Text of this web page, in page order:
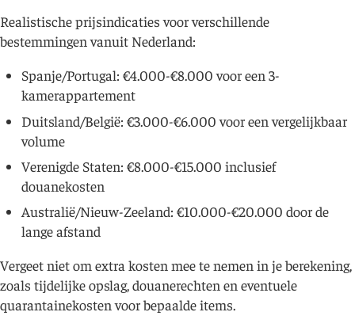
Realistische prijsindicaties voor verschillende
bestemmingen vanuit Nederland:
Spanje/Portugal: €4.000-€8.000 voor een 3-
kamerappartement
Duitsland/België: €3.000-€6.000 voor een vergelijkbaar
volume
Verenigde Staten: €8.000-€15.000 inclusief
douanekosten
Australië/Nieuw-Zeeland: €10.000-€20.000 door de
lange afstand
Vergeet niet om extra kosten mee te nemen in je berekening,
zoals tijdelijke opslag, douanerechten en eventuele
quarantainekosten voor bepaalde items.